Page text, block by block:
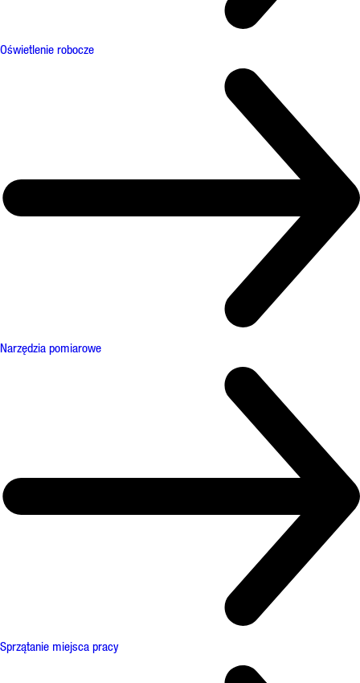
Oświetlenie robocze
Narzędzia pomiarowe
Sprzątanie miejsca pracy